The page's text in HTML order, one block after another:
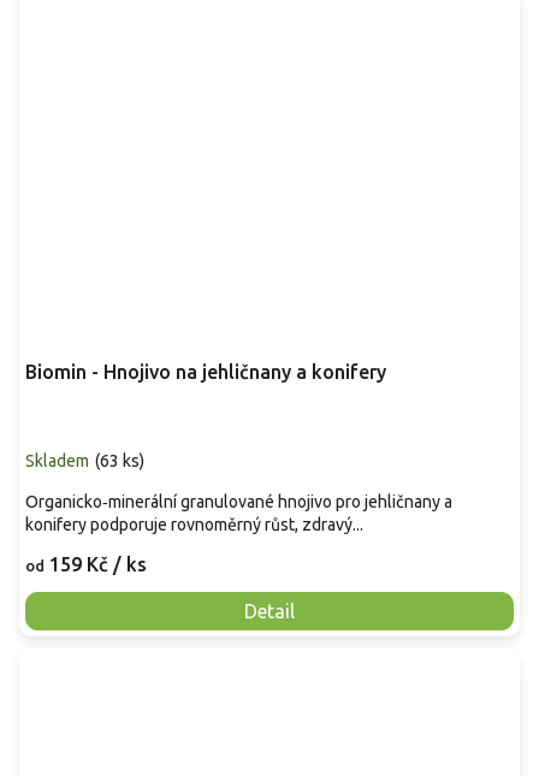
Biomin - Hnojivo na jehličnany a konifery
Skladem (63 ks)
od 159 Kč / ks
Detail
Organicko‑minerální granulované hnojivo pro jehličnany a
konifery podporuje rovnoměrný růst, zdravý...